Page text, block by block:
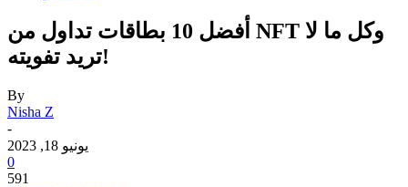
أفضل 10 بطاقات تداول من NFT وكل ما لا
تريد تفويته!
By
Nisha Z
-
يونيو 18, 2023
0
591